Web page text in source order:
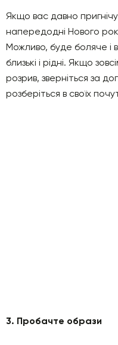
Якщо вас давно
напередодні Нового
Можливо, буде бoляче і
близькі і рідні. Якщо
розрив, зверніться за
розберіться в своїх
3. Пробачте образи